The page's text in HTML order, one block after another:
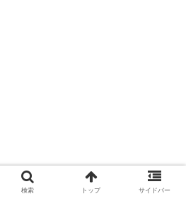
検索 トップ サイドバー